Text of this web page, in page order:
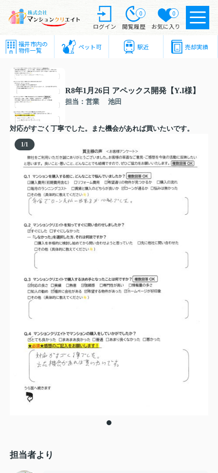
ログイン
0
閲覧履歴
0
お気に入り
福井市内の
物件一覧 ペット可 駅近 売却実績
R8年1月26日 アペックス開発【Y.I様】
担当：営業 池田
対応がすごく丁寧でした。また機会があれば買いたいです。
1/1
担当者より